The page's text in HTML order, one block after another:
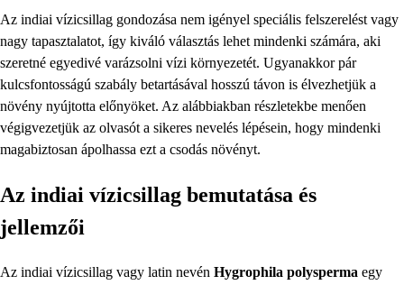
Az indiai vízicsillag gondozása nem igényel speciális felszerelést vagy
nagy tapasztalatot, így kiváló választás lehet mindenki számára, aki
szeretné egyedivé varázsolni vízi környezetét. Ugyanakkor pár
kulcsfontosságú szabály betartásával hosszú távon is élvezhetjük a
növény nyújtotta előnyöket. Az alábbiakban részletekbe menően
végigvezetjük az olvasót a sikeres nevelés lépésein, hogy mindenki
magabiztosan ápolhassa ezt a csodás növényt.
Az indiai vízicsillag bemutatása és
jellemzői
Az indiai vízicsillag vagy latin nevén Hygrophila polysperma egy